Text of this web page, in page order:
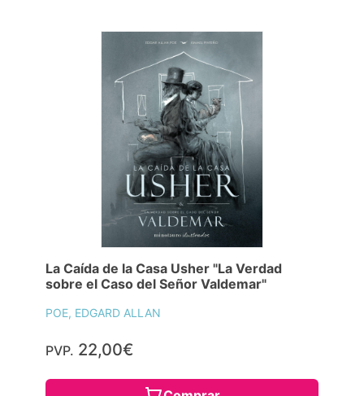
La Caída de la Casa Usher "La Verdad
sobre el Caso del Señor Valdemar"
POE, EDGARD ALLAN
PVP. 22,00€